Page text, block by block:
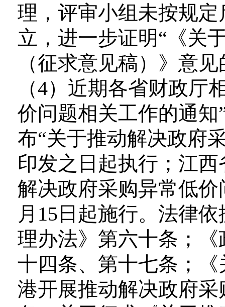
理，评审小组未按规
立，进一步证明“《关
（征求意见稿）》意
（4）近期各省财政厅
价问题相关工作的通知
布“关于推动解决政府
印发之日起执行；江西
解决政府采购异常低价
月15日起施行。法律
理办法》第六十条；
十四条、第十七条；
港开展推动解决政府